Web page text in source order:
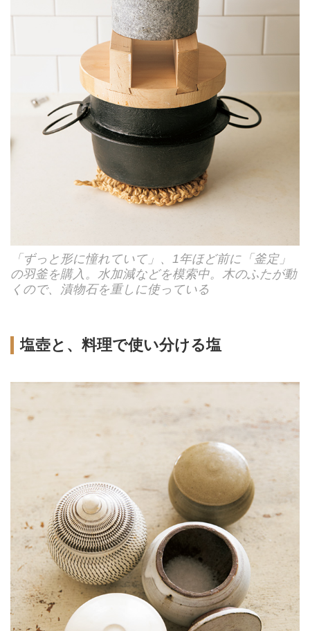
「ずっと形に憧れていて」、1年ほど前に「釜定」
の羽釜を購入。水加減などを模索中。木のふたが動
くので、漬物石を重しに使っている
塩壺と、料理で使い分ける塩